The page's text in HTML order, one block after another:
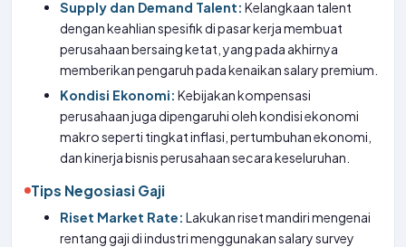
Supply dan Demand Talent: Kelangkaan talent
dengan keahlian spesifik di pasar kerja membuat
perusahaan bersaing ketat, yang pada akhirnya
memberikan pengaruh pada kenaikan salary premium.
Kondisi Ekonomi: Kebijakan kompensasi
perusahaan juga dipengaruhi oleh kondisi ekonomi
makro seperti tingkat inflasi, pertumbuhan ekonomi,
dan kinerja bisnis perusahaan secara keseluruhan.
Tips Negosiasi Gaji
Riset Market Rate: Lakukan riset mandiri mengenai
rentang gaji di industri menggunakan salary survey